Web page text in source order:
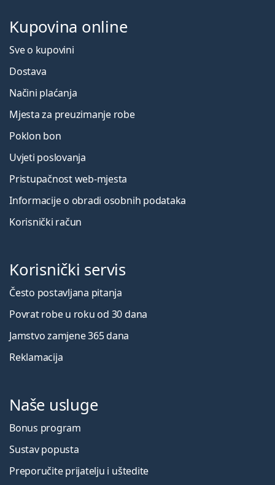
Kupovina online
Sve o kupovini
Dostava
Načini plaćanja
Mjesta za preuzimanje robe
Poklon bon
Uvjeti poslovanja
Pristupačnost web-mjesta
Informacije o obradi osobnih podataka
Korisnički račun
Korisnički servis
Često postavljana pitanja
Povrat robe u roku od 30 dana
Jamstvo zamjene 365 dana
Reklamacija
Naše usluge
Bonus program
Sustav popusta
Preporučite prijatelju i uštedite